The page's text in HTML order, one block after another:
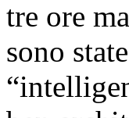
tre ore
sono